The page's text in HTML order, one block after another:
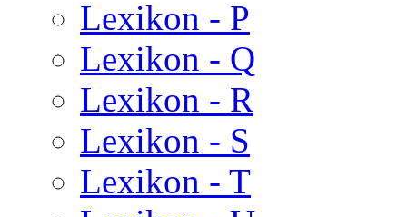
Lexikon - P
Lexikon - Q
Lexikon - R
Lexikon - S
Lexikon - T